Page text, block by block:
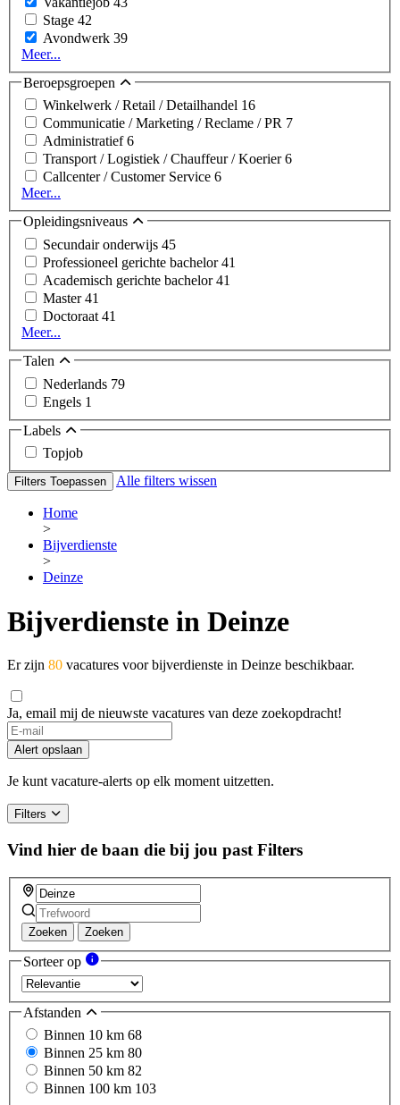
Stage 42
Avondwerk 39
Meer...
Beroepsgroepen
Winkelwerk / Retail / Detailhandel 16
Communicatie / Marketing / Reclame / PR 7
Administratief6
Transport / Logistiek / Chauffeur / Koerier6
Callcenter / Customer Service 6
Meer...
Opleidingsniveaus
Secundair onderwijs 45
Professioneel gerichte bachelor41
Academisch gerichte bachelor41
Master41
Doctoraat 41
Meer...
Talen
Nederlands 79
Engels 1
Labels
Topjob
Filters Toepassen Alle filters wissen
Home
>
Bijverdienste
>
Deinze
Bijverdienste in Deinze
Er zijn 80 vacatures voor bijverdienste in Deinze beschikbaar.
Ja, email mij de nieuwste vacatures van deze zoekopdracht!
Alert opslaan
Je kunt vacature-alerts op elk moment uitzetten.
Filters
Vind hier de baan die bij jou past Filters
Zoeken Zoeken
Sorteer op
Afstanden
Binnen 10 km 68
Binnen 25 km 80
Binnen 50 km 82
Binnen 100 km 103